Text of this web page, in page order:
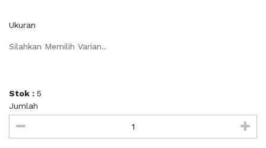
Ukuran
Silahkan Memilih Varian..
Stok : 5
Jumlah